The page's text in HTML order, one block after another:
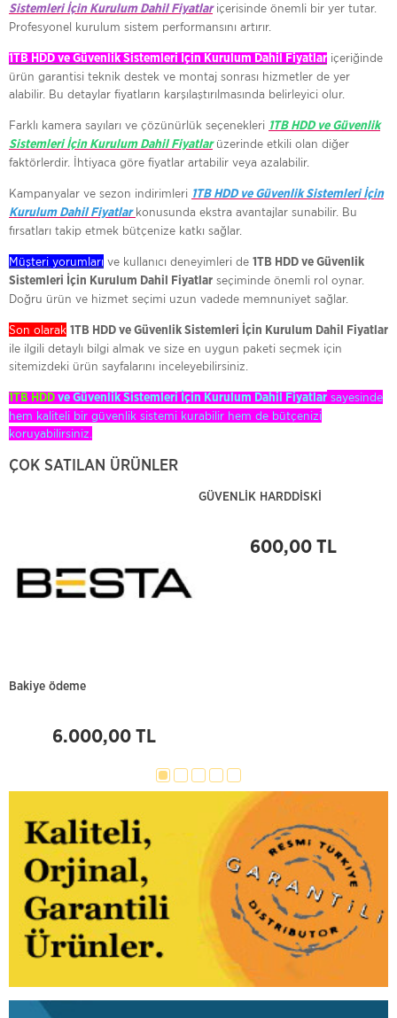
Sistemleri İçin Kurulum Dahil Fiyatlariçerisinde önemli bir yer tutar.
Profesyonel kurulum sistem performansını artırır.
1TB HDD ve Güvenlik Sistemleri İçin Kurulum Dahil Fiyatlar içeriğinde
ürün garantisi teknik destek ve montaj sonrası hizmetler de yer
alabilir. Bu detaylar fiyatların karşılaştırılmasında belirleyici olur.
Farklı kamera sayıları ve çözünürlük seçenekleri 1TB HDD ve Güvenlik
Sistemleri İçin Kurulum Dahil Fiyatlarüzerinde etkili olan diğer
faktörlerdir. İhtiyaca göre fiyatlar artabilir veya azalabilir.
Kampanyalar ve sezon indirimleri 1TB HDD ve Güvenlik Sistemleri İçin
Kurulum Dahil Fiyatlar konusunda ekstra avantajlar sunabilir. Bu
fırsatları takip etmek bütçenize katkı sağlar.
Müşteri yorumları ve kullanıcı deneyimleri de 1TB HDD ve Güvenlik
Sistemleri İçin Kurulum Dahil Fiyatlar seçiminde önemli rol oynar.
Doğru ürün ve hizmet seçimi uzun vadede memnuniyet sağlar.
Son olarak 1TB HDD ve Güvenlik Sistemleri İçin Kurulum Dahil Fiyatlar
ile ilgili detaylı bilgi almak ve size en uygun paketi seçmek için
sitemizdeki ürün sayfalarını inceleyebilirsiniz.
1TB HDD ve Güvenlik Sistemleri İçin Kurulum Dahil Fiyatlar sayesinde
hem kaliteli bir güvenlik sistemi kurabilir hem de bütçenizi
koruyabilirsiniz.
ÇOK SATILAN ÜRÜNLER
Bakiye ödeme
6.000,00 TL
GÜVENLİK HARDDİSKİ
600,00 TL